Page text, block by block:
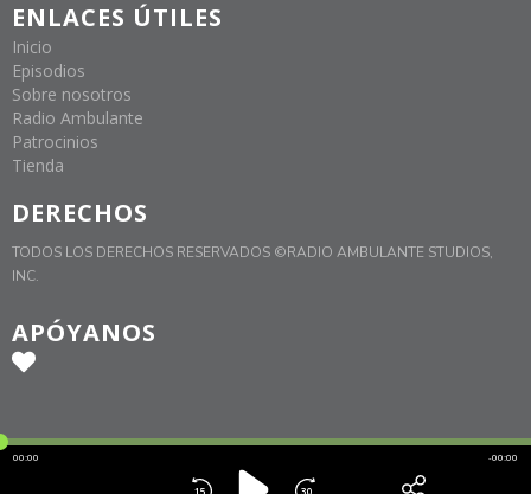
ENLACES ÚTILES
Inicio
Episodios
Sobre nosotros
Radio Ambulante
Patrocinios
Tienda
DERECHOS
TODOS LOS DERECHOS RESERVADOS ©RADIO AMBULANTE STUDIOS,
INC.
APÓYANOS
15 30
00:00 -00:00